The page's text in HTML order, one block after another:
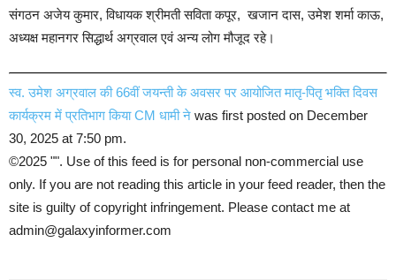
संगठन अजेय कुमार, विधायक श्रीमती सविता कपूर, खजान दास, उमेश शर्मा काऊ,
अध्यक्ष महानगर सिद्धार्थ अग्रवाल एवं अन्य लोग मौजूद रहे।
स्व. उमेश अग्रवाल की 66वीं जयन्ती के अवसर पर आयोजित मातृ-पितृ भक्ति दिवस
कार्यक्रम में प्रतिभाग किया CM धामी ने was first posted on December
30, 2025 at 7:50 pm.
©2025 "". Use of this feed is for personal non-commercial use
only. If you are not reading this article in your feed reader, then the
site is guilty of copyright infringement. Please contact me at
admin@galaxyinformer.com